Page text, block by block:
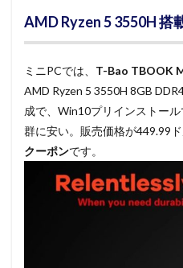
AMD Ryzen 5 3550H 搭
ミニPCでは、 T-Bao TBOOK
AMD Ryzen 5 3550H 8GB
成で、Win10プリインストー
群に安い。販売価格が449.99ド
クーポンです。